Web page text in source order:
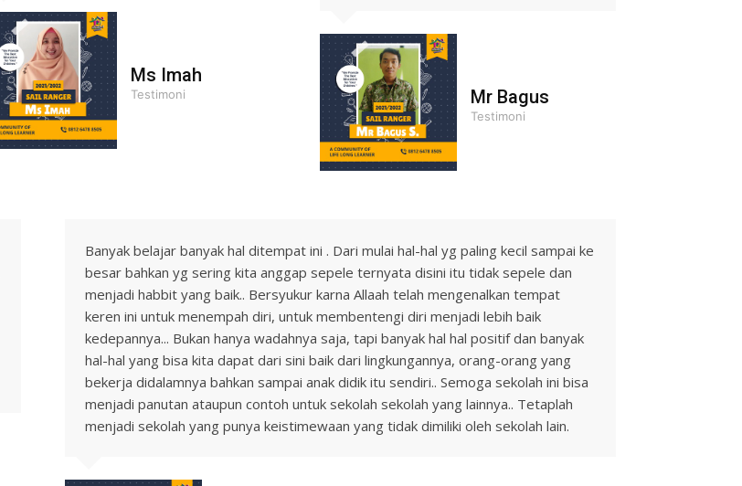
Ms Imah
Testimoni Mr Bagus
Testimoni
Banyak belajar banyak hal ditempat ini . Dari mulai hal-hal yg paling kecil sampai ke
besar bahkan yg sering kita anggap sepele ternyata disini itu tidak sepele dan
menjadi habbit yang baik.. Bersyukur karna Allaah telah mengenalkan tempat
keren ini untuk menempah diri, untuk membentengi diri menjadi lebih baik
kedepannya... Bukan hanya wadahnya saja, tapi banyak hal hal positif dan banyak
hal-hal yang bisa kita dapat dari sini baik dari lingkungannya, orang-orang yang
bekerja didalamnya bahkan sampai anak didik itu sendiri.. Semoga sekolah ini bisa
menjadi panutan ataupun contoh untuk sekolah sekolah yang lainnya.. Tetaplah
menjadi sekolah yang punya keistimewaan yang tidak dimiliki oleh sekolah lain.